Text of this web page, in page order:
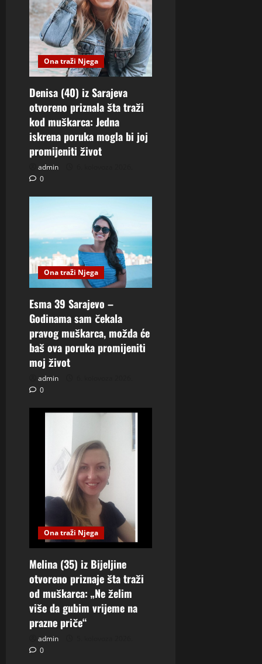
Ona traži Njega
Denisa (40) iz Sarajeva
otvoreno priznala šta traži
kod muškarca: Jedna
iskrena poruka mogla bi joj
promijeniti život
admin
0
Ona traži Njega
Esma 39 Sarajevo –
Godinama sam čekala
pravog muškarca, možda će
baš ova poruka promijeniti
moj život
admin
0
Ona traži Njega
Melina (35) iz Bijeljine
otvoreno priznaje šta traži
od muškarca: „Ne želim
više da gubim vrijeme na
prazne priče“
admin
0